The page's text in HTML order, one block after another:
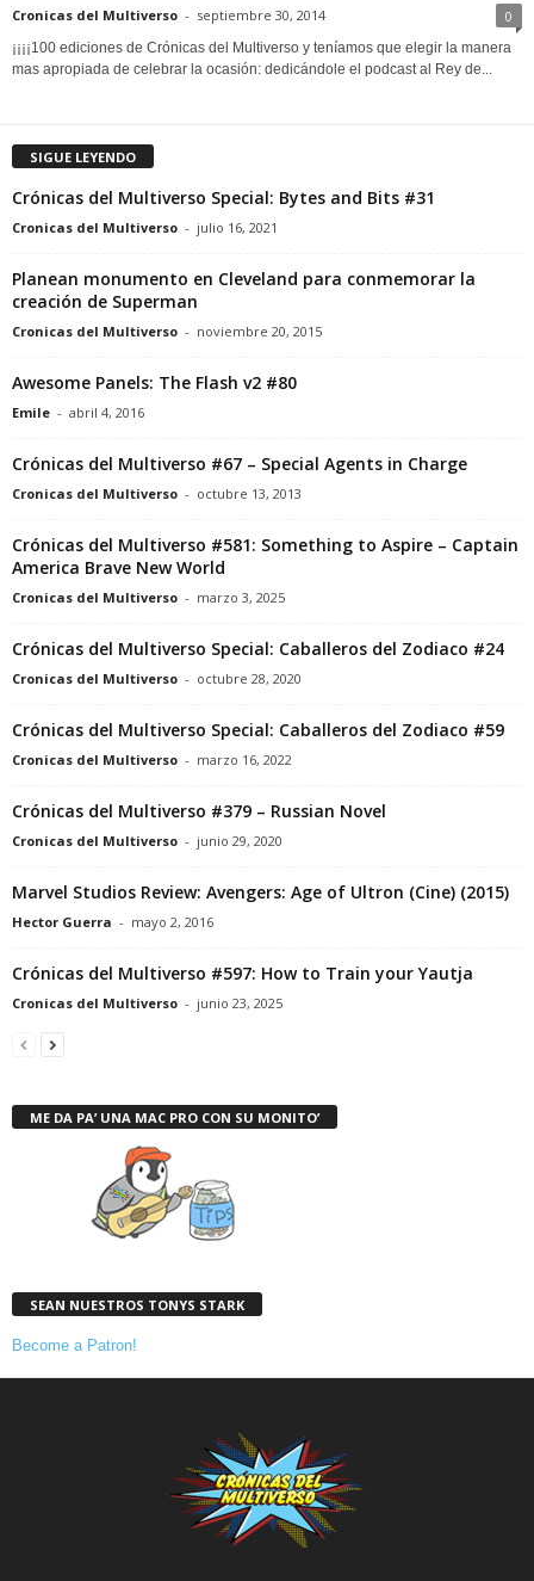
Cronicas del Multiverso - septiembre 30, 2014 0
¡¡¡¡100 ediciones de Crónicas del Multiverso y teníamos que elegir la manera
mas apropiada de celebrar la ocasión: dedicándole el podcast al Rey de...
SIGUE LEYENDO
Crónicas del Multiverso Special: Bytes and Bits #31
Cronicas del Multiverso - julio 16, 2021
Planean monumento en Cleveland para conmemorar la
creación de Superman
Cronicas del Multiverso - noviembre 20, 2015
Awesome Panels: The Flash v2 #80
Emile - abril 4, 2016
Crónicas del Multiverso #67 – Special Agents in Charge
Cronicas del Multiverso - octubre 13, 2013
Crónicas del Multiverso #581: Something to Aspire – Captain
America Brave New World
Cronicas del Multiverso - marzo 3, 2025
Crónicas del Multiverso Special: Caballeros del Zodiaco #24
Cronicas del Multiverso - octubre 28, 2020
Crónicas del Multiverso Special: Caballeros del Zodiaco #59
Cronicas del Multiverso - marzo 16, 2022
Crónicas del Multiverso #379 – Russian Novel
Cronicas del Multiverso - junio 29, 2020
Marvel Studios Review: Avengers: Age of Ultron (Cine) (2015)
Hector Guerra - mayo 2, 2016
Crónicas del Multiverso #597: How to Train your Yautja
Cronicas del Multiverso - junio 23, 2025
ME DA PA’ UNA MAC PRO CON SU MONITO’
SEAN NUESTROS TONYS STARK
Become a Patron!